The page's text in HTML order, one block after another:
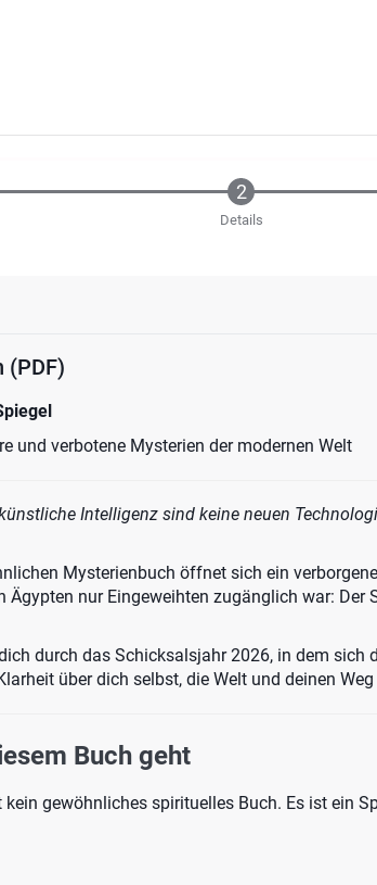
Details
(PDF)
und verbotene Mysterien der modernen Welt
Intelligenz sind keine neuen
Mysterienbuch öffnet sich ein
Ägypten nur Eingeweihten zugänglich war: Der
durch das Schicksalsjahr 2026, in dem sich
über dich selbst, die Welt und deinen
Buch geht
kein gewöhnliches spirituelles Buch. Es ist ein